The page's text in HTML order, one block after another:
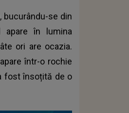
bucurându-se din
în lumina
ori are ocazia.
într-o rochie
fost însoțită de o